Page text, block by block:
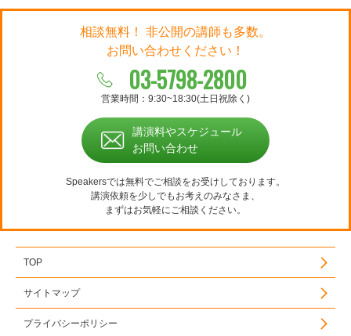
相談無料！ 非公開の講師も多数。
お問い合わせください！
03-5798-2800
営業時間：9:30~18:30(土日祝除く)
講演料やスケジュール
お問い合わせ
Speakersでは無料でご相談をお受けしております。
講演依頼を少しでもお考えのみなさま、
まずはお気軽にご相談ください。
TOP
サイトマップ
プライバシーポリシー